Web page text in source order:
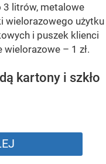
litrów, metalowe
wielorazowego użytku
i puszek klienci
– 1 zł.
kartony i szkło